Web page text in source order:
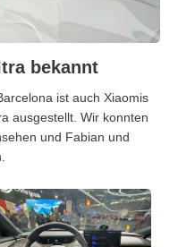
bekannt
ist auch Xiaomis
ausgestellt. Wir konnten
und Fabian und